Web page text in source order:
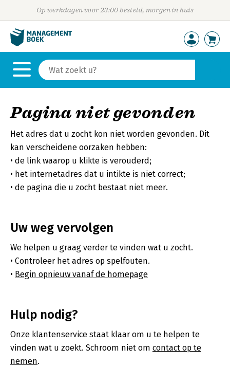
Op werkdagen voor 23:00 besteld, morgen in huis
Pagina niet gevonden
Het adres dat u zocht kon niet worden gevonden. Dit
kan verscheidene oorzaken hebben:
de link waarop u klikte is verouderd;
het internetadres dat u intikte is niet correct;
de pagina die u zocht bestaat niet meer.
Uw weg vervolgen
We helpen u graag verder te vinden wat u zocht.
Controleer het adres op spelfouten.
Begin opnieuw vanaf de homepage
Hulp nodig?
Onze klantenservice staat klaar om u te helpen te
vinden wat u zoekt. Schroom niet om contact op te
nemen.